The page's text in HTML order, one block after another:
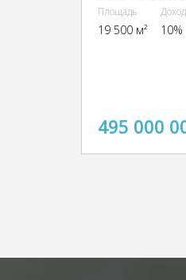
Площадь
19 500 м² 10%
495 000